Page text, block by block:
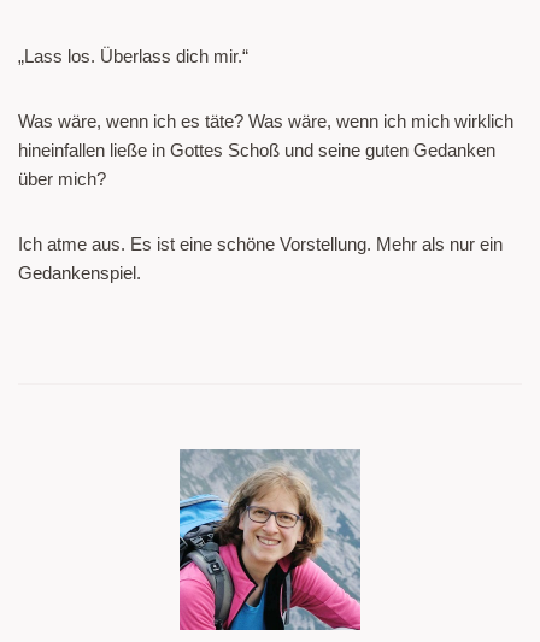
„Lass los. Überlass dich mir.“
Was wäre, wenn ich es täte? Was wäre, wenn ich mich wirklich
hineinfallen ließe in Gottes Schoß und seine guten Gedanken
über mich?
Ich atme aus. Es ist eine schöne Vorstellung. Mehr als nur ein
Gedankenspiel.